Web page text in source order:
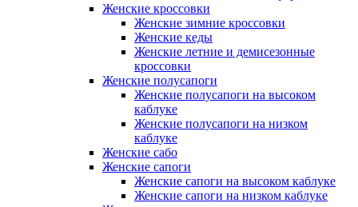
Женские кроссовки
Женские зимние кроссовки
Женские кеды
Женские летние и демисезонные
кроссовки
Женские полусапоги
Женские полусапоги на высоком
каблуке
Женские полусапоги на низком
каблуке
Женские сабо
Женские сапоги
Женские сапоги на высоком каблуке
Женские сапоги на низком каблуке